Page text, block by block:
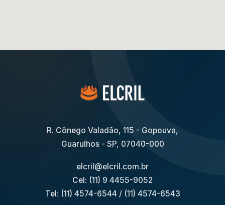
R. Cônego Valadão, 115 - Gopouva,
Guarulhos - SP, 07040-000
elcril@elcril.com.br
Cel: (11) 9 4455-9052
Tel: (11) 4574-6544 / (11) 4574-6543